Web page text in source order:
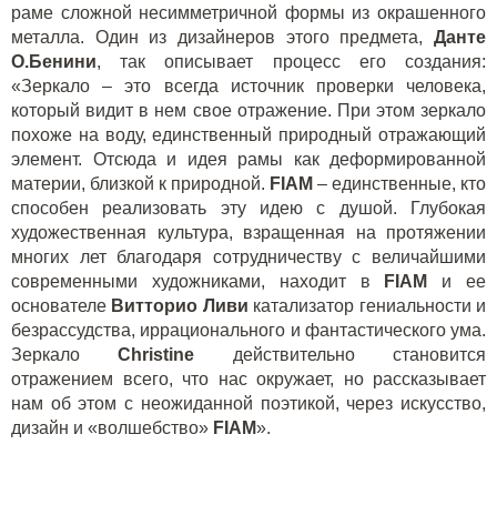
раме сложной несимметричной формы из окрашенного
металла. Один из дизайнеров этого предмета, Данте
О.Бенини, так описывает процесс его создания:
«Зеркало – это всегда источник проверки человека,
который видит в нем свое отражение. При этом зеркало
похоже на воду, единственный природный отражающий
элемент. Отсюда и идея рамы как деформированной
материи, близкой к природной. FIAM – единственные, кто
способен реализовать эту идею с душой. Глубокая
художественная культура, взращенная на протяжении
многих лет благодаря сотрудничеству с величайшими
современными художниками, находит в
FIAM
и ее
основателе Витторио Ливи катализатор гениальности и
безрассудства, иррационального и фантастического ума.
ЗеркалоChristine
действительно становится
отражением всего, что нас окружает, но рассказывает
нам об этом с неожиданной поэтикой, через искусство,
дизайн и «волшебство» FIAM».